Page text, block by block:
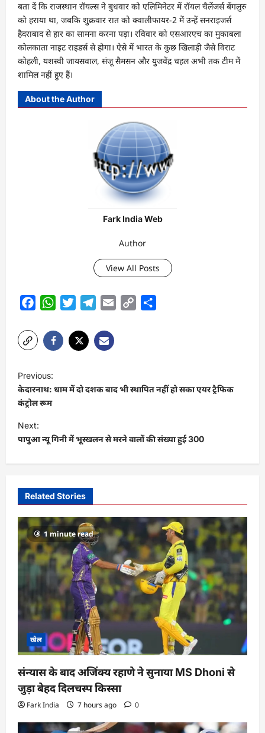
बता दें कि राजस्थान रॉयल्स ने बुधवार को एलिमिनेटर में रॉयल चैलेंजर्स बेंगलुरु
को हराया था, जबकि शुक्रवार रात को क्वालीफायर-2 में उन्हें सनराइजर्स
हैदराबाद से हार का सामना करना पड़ा। रविवार को एसआरएच का मुकाबला
कोलकाता नाइट राइडर्स से होगा। ऐसे में भारत के कुछ खिलाड़ी जैसे विराट
कोहली, यशस्वी जायसवाल, संजू सैमसन और युजवेंद्र चहल अभी तक टीम में
शामिल नहीं हुए हैं।
About the Author
Fark India Web
Author
View All Posts
FacebookWhatsAppTwitterTelegram
Email
Copy
o
s
t
n
a
g
a
t
o
n
Previous:
केदारनाथ: धाम में दो दशक बाद भी स्थापित नहीं हो सका एयर ट्रैफिक
कंट्रोल रूम
Next:
पापुआ न्यू गिनी में भूस्खलन से मरने वालों की संख्या हुई 300
Related Stories
1 minute read
खेल
संन्यास के बाद अजिंक्‍य रहाणे ने सुनाया MS Dhoni से
जुड़ा बेहद दिलचस्प किस्सा
Fark India 7 hours ago 0